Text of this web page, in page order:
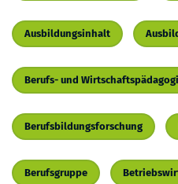
Ausbildungsinhalt
Berufs- und
Berufsbildungsforschung
Berufsgruppe